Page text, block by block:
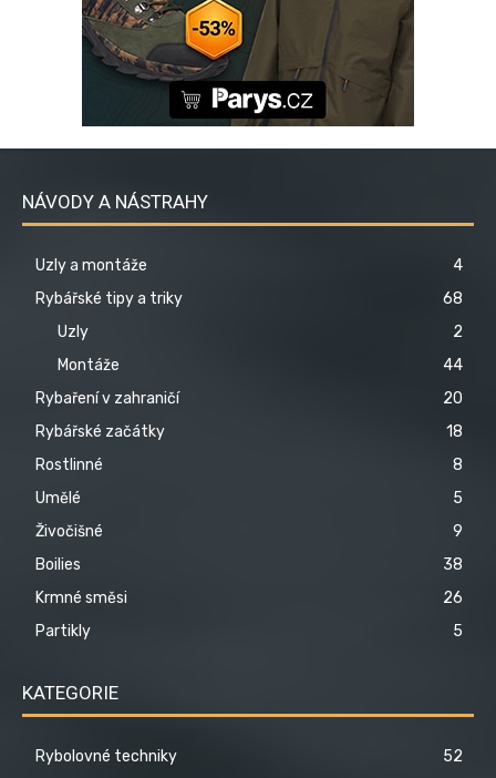
NÁVODY A NÁSTRAHY
Uzly a montáže
4
Rybářské tipy a triky
68
Uzly
2
Montáže
44
Rybaření v zahraničí
20
Rybářské začátky
18
Rostlinné
8
Umělé
5
Živočišné
9
Boilies
38
Krmné směsi
26
Partikly
5
KATEGORIE
Rybolovné techniky
52